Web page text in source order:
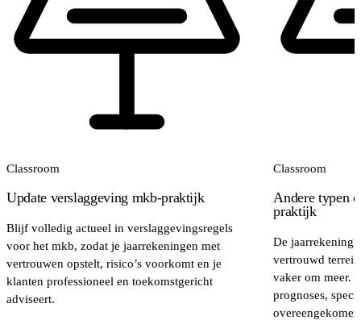
Classroom
Update verslaggeving mkb-praktijk
Blijf volledig actueel in verslaggevingsregels
voor het mkb, zodat je jaarrekeningen met
vertrouwen opstelt, risico’s voorkomt en je
klanten professioneel en toekomstgericht
adviseert.
Classroom
Andere typen
praktijk
De jaarrekening
vertrouwd
vaker om meer.
prognoses,